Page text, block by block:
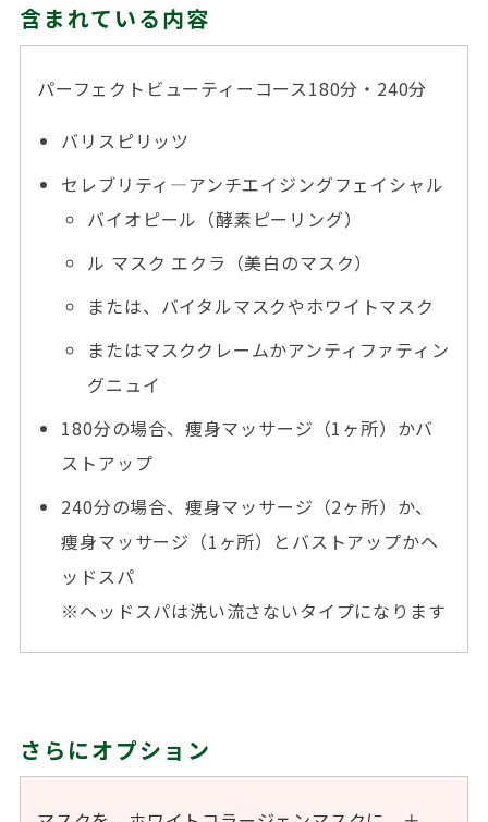
含まれている内容
パーフェクトビューティーコース180分・240分
バリスピリッツ
セレブリティ―アンチエイジングフェイシャル
バイオピール（酵素ピーリング）
ル マスク エクラ（美白のマスク）
または、バイタルマスクやホワイトマスク
またはマスククレームかアンティファティン
グニュイ
180分の場合、痩身マッサージ（1ヶ所）かバ
ストアップ
240分の場合、痩身マッサージ（2ヶ所）か、
痩身マッサージ（1ヶ所）とバストアップかヘ
ッドスパ
※ヘッドスパは洗い流さないタイプになります
さらにオプション